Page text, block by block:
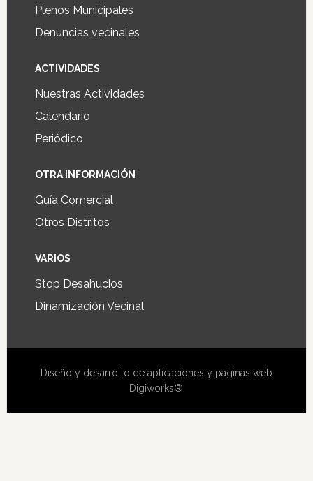
Plenos Municipales
Denuncias vecinales
ACTIVIDADES
Nuestras Actividades
Calendario
Periódico
OTRA INFORMACIÓN
Guía Comercial
Otros Distritos
VARIOS
Stop Desahucios
Dinamización Vecinal
Diseño y desarrollo de aplicaciones y páginas web
Digiworks®